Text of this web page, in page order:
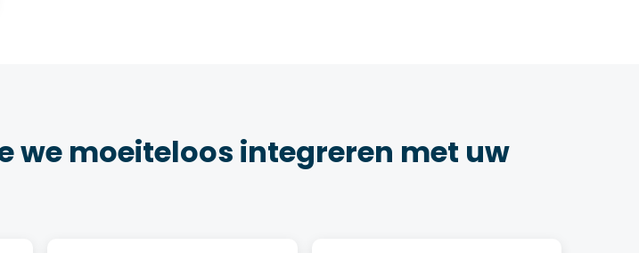
we moeiteloos integreren met uw